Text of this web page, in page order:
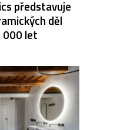
představuje
děl
000 let